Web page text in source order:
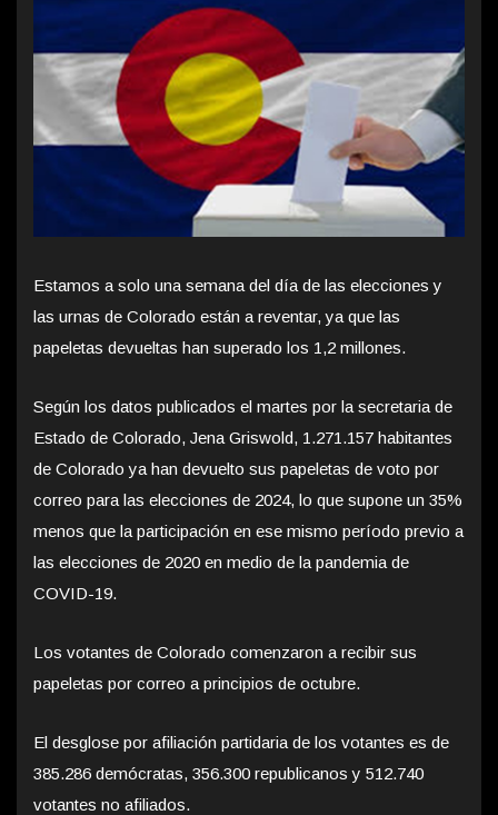
Estamos a solo una semana del día de las elecciones y
las urnas de Colorado están a reventar, ya que las
papeletas devueltas han superado los 1,2 millones.
Según los datos publicados el martes por la secretaria de
Estado de Colorado, Jena Griswold, 1.271.157 habitantes
de Colorado ya han devuelto sus papeletas de voto por
correo para las elecciones de 2024, lo que supone un 35%
menos que la participación en ese mismo período previo a
las elecciones de 2020 en medio de la pandemia de
COVID-19.
Los votantes de Colorado comenzaron a recibir sus
papeletas por correo a principios de octubre.
El desglose por afiliación partidaria de los votantes es de
385.286 demócratas, 356.300 republicanos y 512.740
votantes no afiliados.